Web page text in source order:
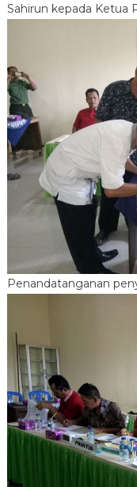
Sahirun kepada Ketua
Penandatanganan